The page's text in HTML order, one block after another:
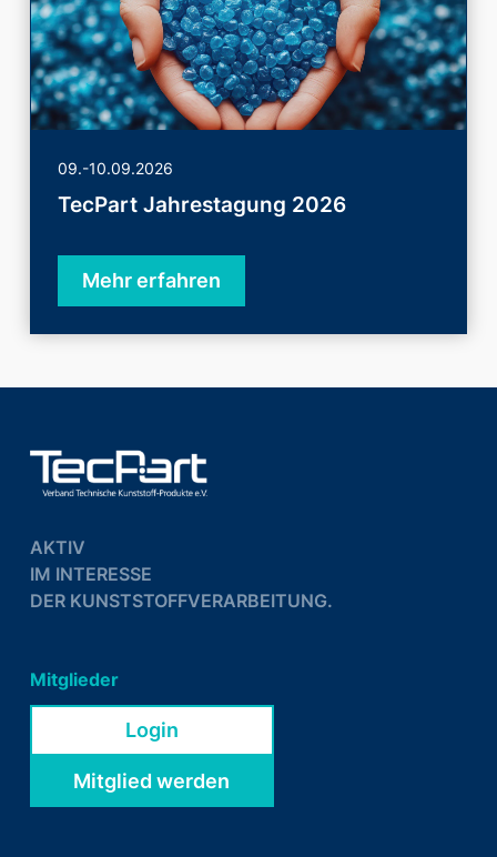
09.-10.09.2026
TecPart Jahrestagung 2026
Mehr erfahren
AKTIV
IM INTERESSE
DER KUNSTSTOFFVERARBEITUNG.
Mitglieder
Login
Mitglied werden